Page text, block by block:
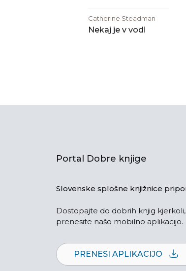
Catherine Steadman
Nekaj je v vodi
Portal Dobre knjige
Slovenske splošne knjižnice
Dostopajte do dobrih knjig
prenesite našo mobilno aplikacijo.
PRENESI APLIKACIJO